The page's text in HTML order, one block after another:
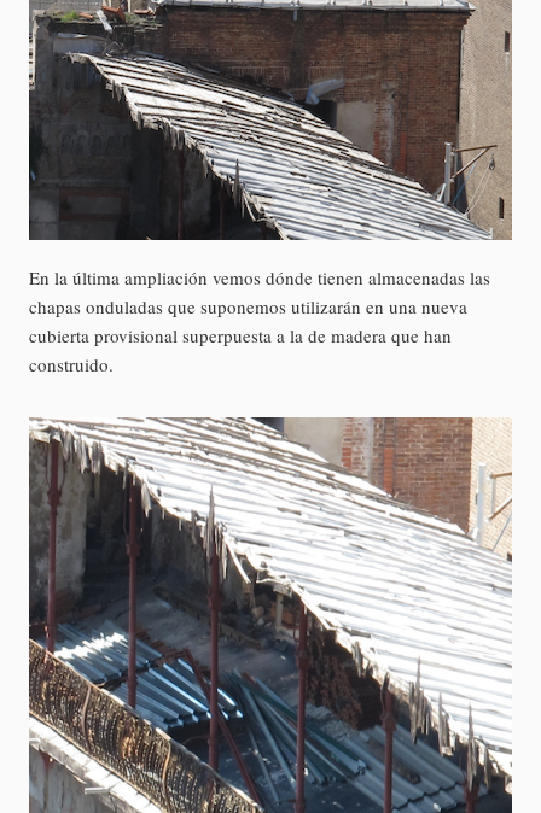
En la última ampliación vemos dónde tienen almacenadas las
chapas onduladas que suponemos utilizarán en una nueva
cubierta provisional superpuesta a la de madera que han
construido.